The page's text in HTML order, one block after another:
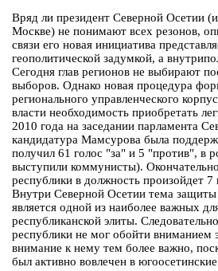
Вряд ли президент Северной Осетии
Москве) не понимают всех резонов,
связи его новая инициатива
геополитической задумкой, а
Сегодня глав регионов не выбирают
выборов. Однако новая процедура
регионального управленческого
власти необходимость приобретать
2010 года на заседании парламента
кандидатура Мамсурова была
получил 61 голос "за" и 5 "против", в
выступили коммунисты).
республики в должность произойдет
Внутри Северной Осетии тема
является одной из наиболее важных
республиканской элиты.
республики не мог обойти вниманием
внимание к нему тем более важно,
был активно вовлечен в